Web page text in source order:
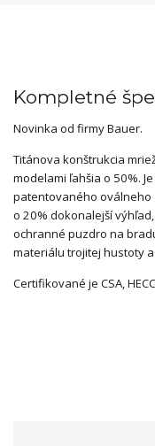
Kompletné
Novinka od firmy Bauer.
Titánova konštrukcia
modelami ľahšia o 50%.
patentovaného oválneho
o 20% dokonalejší
ochranné puzdro na
materiálu trojitej hustoty
Certifikované je CSA,